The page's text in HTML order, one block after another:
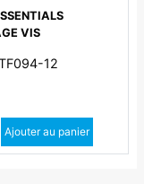
VIS
12
quantité
quantité
Ajouter au panier